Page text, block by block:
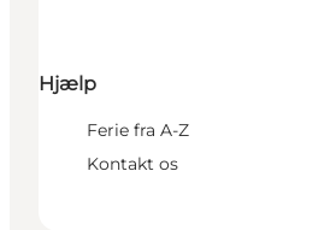
Hjælp
Ferie fra A-Z
Kontakt os